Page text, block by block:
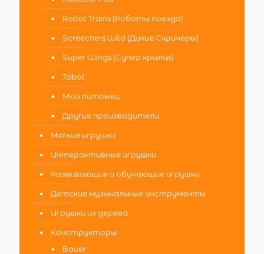
Robot Trains (Роботы поезда)
Screechers Wild (Дикие Скричеры)
Super Wings (Супер крылья)
Tobot
Мой питомец
Другие производители
Мягкие игрушки
Интерактивные игрушки
Развивающие и обучающие игрушки
Детские музыкальные инструменты
Игрушки из дерева
Конструкторы
Bauer